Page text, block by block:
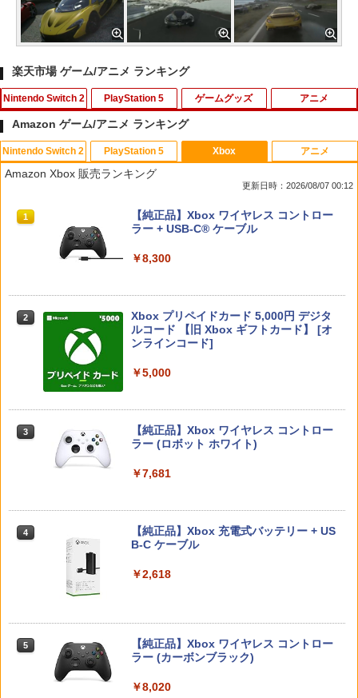
楽天市場 ゲーム/アニメ ランキング
Nintendo Switch 2
1
[メール便OK]【新品】【NS2H】ゲーム
用アナログスティックカバー リラック
マ すやすやリラックマ[在庫品]
￥750
￥750
￥750
クマ/チャイロイコグマ[在庫品]
5
ーSWITCH2『リラックマ(コリラックマ
のこあくま気分)』
￥3,938
PlayStation 5
1
[メール便OK]【新品】【PS5】MotoGP
24［PS5版］[在庫品]
レー ゲームアクセサリー ◇ALW-P5216
【メール便】 | プレーステーション プレ
イステーション プレステ プレステ5 プレ
【K&SGAMER】2way PSポータル 専用
リモートプレイヤー 衝撃吸収 保護カバ
￥2,480
【特典】冒険家エリオットの千年物語 P
Farming Simulator 25 【PS5】 ELJM-3
ゲームグッズ アニメ
1
【中古】 この世界の片隅に ブックレッ
ト付 / 片渕須直 / バンダイビジュアル [Bl
u-ray]【メール便送料無料】【最短翌日
￥1,243
￥5,780
￥8,044
ルアイドルクラブ Bloom Garden Part
y』(特装限定版)【Blu-ray】 [ 矢立肇 ]
￥8,580
ブックス限定先着特典+他】ゴールデン
カムイ 第十五巻(初回限定版)【Blu-ra
製サイン入り複製原画セット+原作者・
Amazon ゲーム/アニメ ランキング
Nintendo Switch 2
1
スプラトゥーン レイダース|オンライン
コード版
￥5,832
スプラトゥーン レイダース -Switch2
3 Nintendo Switch 2(日本語・国内専用)
￥55,603
ニンテンドープリペイド番号 9000円|オ
5
ニンテンドープリペイド番号 5000円|オ
ンラインコード版
￥5,000
PlayStation 5
1
PlayStation 5 デジタル・エディション
日本語専用 Console Language: Japan
Beast of Reincarnation -PS5 【特典】
プロダクトコード 封入
￥7,286
【純正品】ディスクドライブ(CFI-ZDD1
【純正品】DualSense ワイヤレスコン
ZCT2J01)
【純正品】DualSense ワイヤレスコン
Xbox
Amazon Xbox 販売ランキング
更新日時：2026/08/07 00:12
1
【純正品】Xbox ワイヤレス コントロー
ラー + USB-C® ケーブル
￥8,300
2
Xbox プリペイドカード 5,000円 デジタ
ルコード 【旧 Xbox ギフトカード】 [オ
ンラインコード]
￥5,000
3
【純正品】Xbox ワイヤレス コントロー
ラー (ロボット ホワイト)
￥7,681
4
【純正品】Xbox 充電式バッテリー + US
B-C ケーブル
￥2,618
5
【純正品】Xbox ワイヤレス コントロー
ラー (カーボンブラック)
￥8,020
アニメ